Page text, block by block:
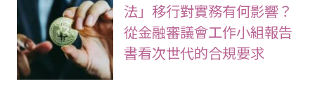
法」移行對實務有何影響？
從金融審議會工作小組報告
書看次世代的合規要求